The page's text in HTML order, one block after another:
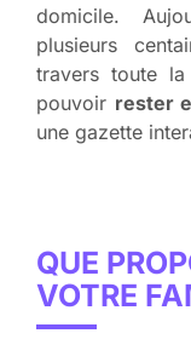
domicile.
plusieurs
travers toute
pouvoir rester
une gazette
QUE
VOTRE